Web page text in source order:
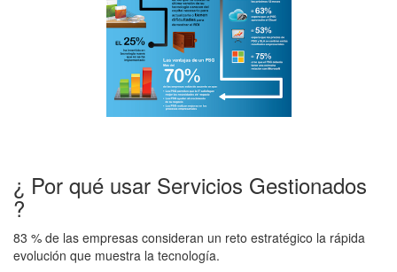
¿ Por qué usar Servicios Gestionados
?
83 % de las empresas consideran un reto estratégico la rápida
evolución que muestra la tecnología.